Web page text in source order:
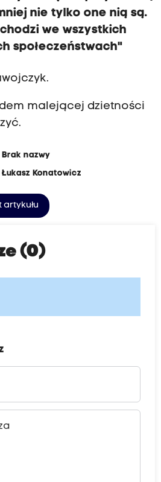
nie tylko one nią są.
we wszystkich
społeczeństwach"
malejącej dzietności
Brak nazwy
Łukasz Konatowicz
(0)